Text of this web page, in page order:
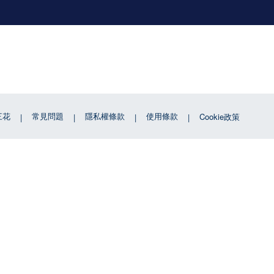
花 常見問題 隱私權條款 使用條款 Cookie政策